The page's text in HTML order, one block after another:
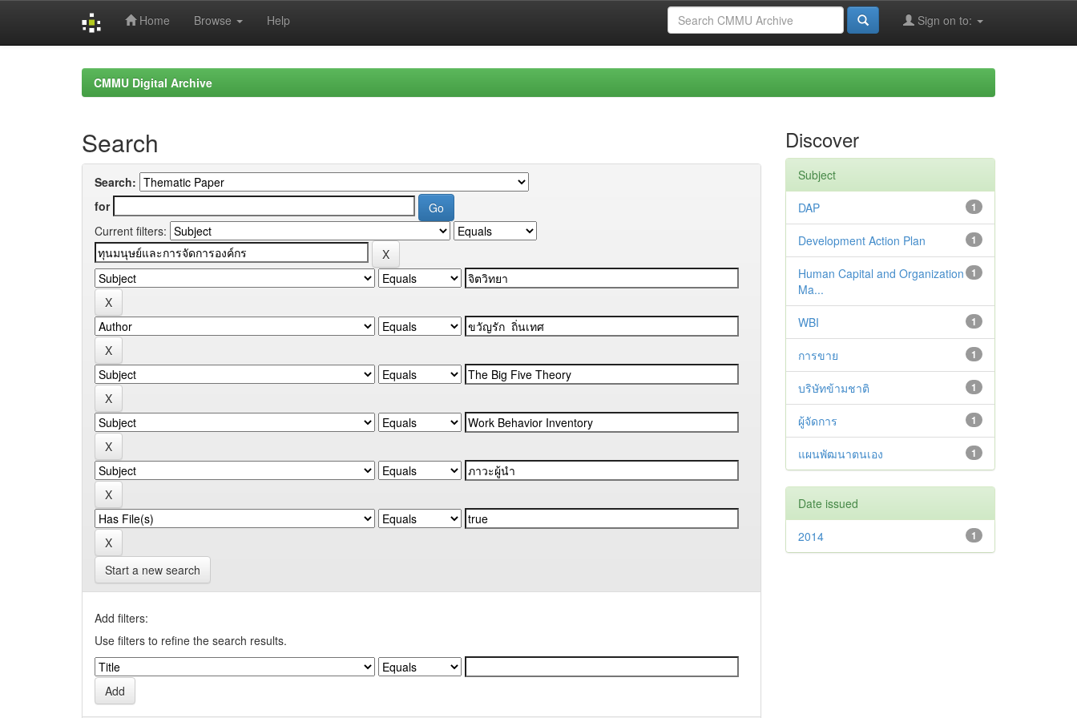
Home Browse Help Sign on to:
CMMU Digital Archive
Search
Search:
for
Current filters:
Start a new search
Add filters:
Use filters to refine the search results.
Discover
Subject
1
DAP
1
Development Action Plan
1
Human Capital and Organization
Ma...
1
WBI
1
การขาย
1
บริษัทข้ามชาติ
1
ผู้จัดการ
1
แผนพัฒนาตนเอง
Date issued
1
2014